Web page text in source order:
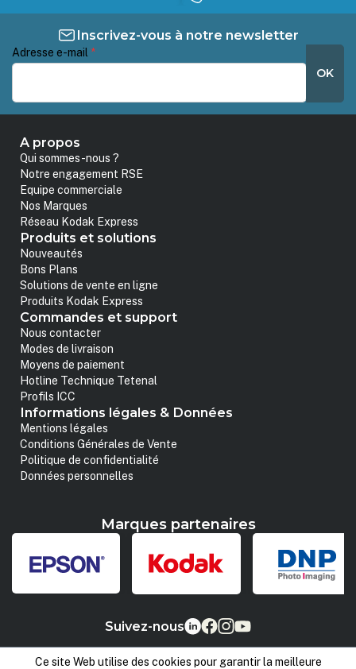
Inscrivez-vous à notre newsletter
Adresse e-mail *
OK
A propos
Qui sommes-nous ?
Notre engagement RSE
Equipe commerciale
Nos Marques
Réseau Kodak Express
Produits et solutions
Nouveautés
Bons Plans
Solutions de vente en ligne
Produits Kodak Express
Commandes et support
Nous contacter
Modes de livraison
Moyens de paiement
Hotline Technique Tetenal
Profils ICC
Informations légales & Données
Mentions légales
Conditions Générales de Vente
Politique de confidentialité
Données personnelles
Marques partenaires
Suivez-nous
Ce site Web utilise des cookies pour garantir la meilleure